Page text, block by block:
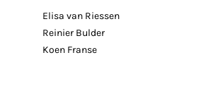
Elisa van Riessen
Reinier Bulder
Koen Franse